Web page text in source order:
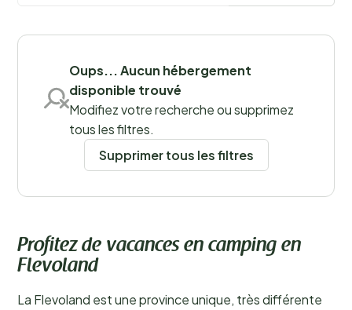
la fermeture de la Zuiderzee, qui a lancé le projet
Lieux
Oups... Aucun hébergement
disponible trouvé
Modifiez votre recherche ou supprimez
tous les filtres.
Supprimer tous les filtres
Profitez de vacances en camping en
Flevoland
La Flevoland est une province unique, très différente